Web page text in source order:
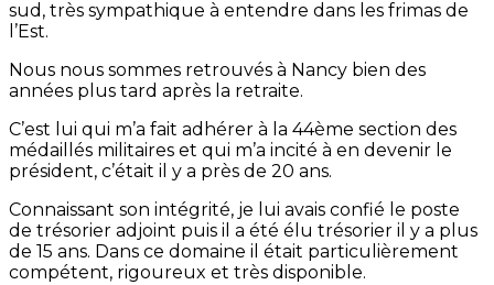
sud, très sympathique à entendre dans les frimas de
l’Est.
Nous nous sommes retrouvés à Nancy bien des
années plus tard après la retraite.
C’est lui qui m’a fait adhérer à la 44ème section des
médaillés militaires et qui m’a incité à en devenir le
président, c’était il y a près de 20 ans.
Connaissant son intégrité, je lui avais confié le poste
de trésorier adjoint puis il a été élu trésorier il y a plus
de 15 ans. Dans ce domaine il était particulièrement
compétent, rigoureux et très disponible.